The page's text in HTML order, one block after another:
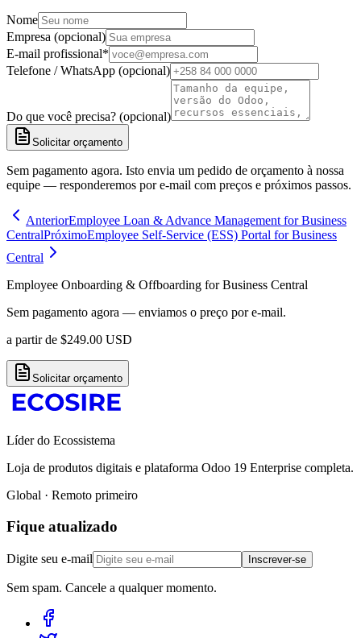
Nome
Empresa (opcional)
E-mail profissional*
Telefone / WhatsApp (opcional)
Do que você precisa? (opcional)
Solicitar orçamento
Sem pagamento agora. Isto envia um pedido de orçamento à nossa
equipe — responderemos por e-mail com preços e próximos passos.
AnteriorEmployee Loan & Advance Management for Business
CentralPróximoEmployee Self-Service (ESS) Portal for Business
Central
Employee Onboarding & Offboarding for Business Central
Sem pagamento agora — enviamos o preço por e-mail.
a partir de $249.00 USD
Solicitar orçamento
Líder do Ecossistema
Loja de produtos digitais e plataforma Odoo 19 Enterprise completa.
Global · Remoto primeiro
Fique atualizado
Digite seu e-mail Inscrever-se
Sem spam. Cancele a qualquer momento.